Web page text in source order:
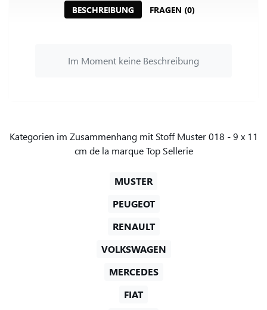
BESCHREIBUNG FRAGEN (0)
Im Moment keine Beschreibung
Kategorien im Zusammenhang mit Stoff Muster 018 - 9 x 11
cm de la marque Top Sellerie
MUSTER
PEUGEOT
RENAULT
VOLKSWAGEN
MERCEDES
FIAT